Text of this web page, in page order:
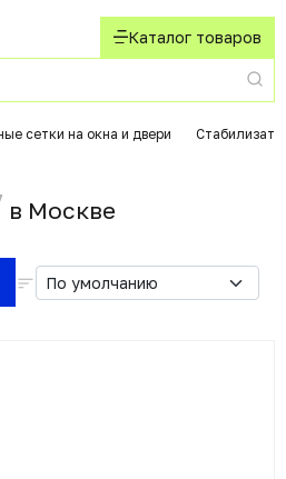
Каталог товаров
сетки на окна и двери
в Москвe